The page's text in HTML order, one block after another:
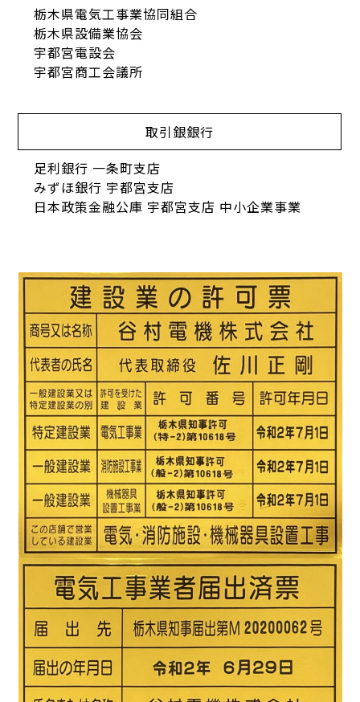
栃木県電気工事業協同組合
栃木県設備業協会
宇都宮電設会
宇都宮商工会議所
取引銀銀行
足利銀行 一条町支店
みずほ銀行 宇都宮支店
日本政策金融公庫 宇都宮支店 中小企業事業